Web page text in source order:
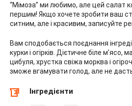
“Мімоза” ми любимо, але цей салат
першим! Якщо хочете зробити ваш
ситним, але і красивим, записуйте
Вам сподобається поєднання
курки і огірків. Дієтичне біле м’ясо,
цибуля, хрустка свіжа морква і
зможе вгамувати голод, але не
Інгредієнти